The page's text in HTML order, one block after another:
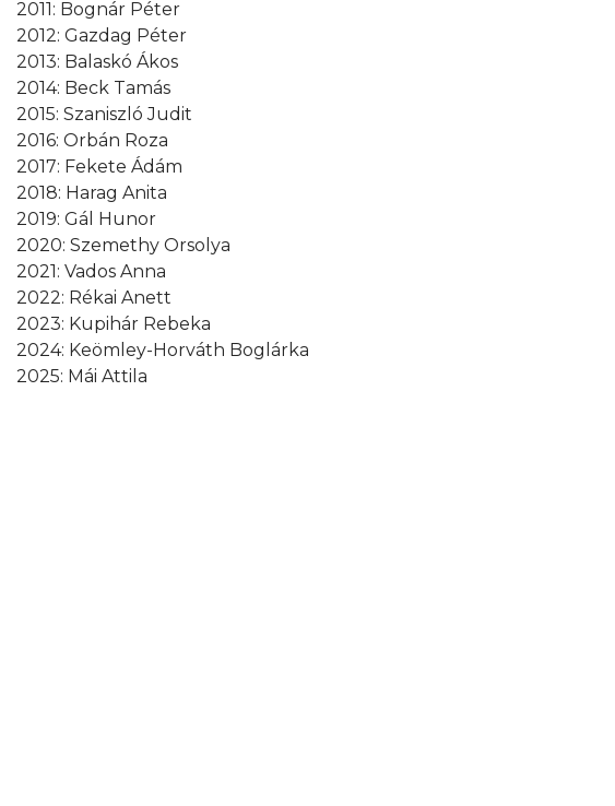
2011: Bognár Péter
2012: Gazdag Péter
2013: Balaskó Ákos
2014: Beck Tamás
2015: Szaniszló Judit
2016: Orbán Roza
2017: Fekete Ádám
2018: Harag Anita
2019: Gál Hunor
2020: Szemethy Orsolya
2021: Vados Anna
2022: Rékai Anett
2023: Kupihár Rebeka
2024: Keömley-Horváth Boglárka
2025: Mái Attila